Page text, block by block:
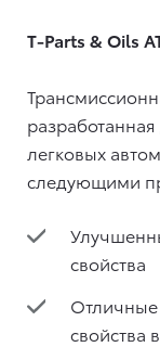
T-Parts & Oils
легковых
следующими
свойства
Отличные
свойства